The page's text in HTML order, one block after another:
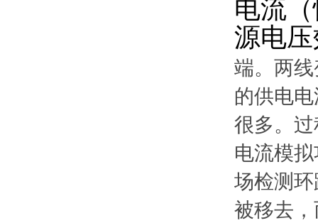
电流
源电
端。两
的供电
很多。
电流模
场检测
被移去